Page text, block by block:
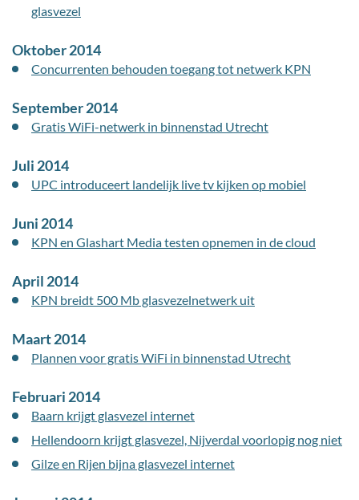
glasvezel
Oktober 2014
Concurrenten behouden toegang tot netwerk KPN
September 2014
Gratis WiFi-netwerk in binnenstad Utrecht
Juli 2014
UPC introduceert landelijk live tv kijken op mobiel
Juni 2014
KPN en Glashart Media testen opnemen in de cloud
April 2014
KPN breidt 500 Mb glasvezelnetwerk uit
Maart 2014
Plannen voor gratis WiFi in binnenstad Utrecht
Februari 2014
Baarn krijgt glasvezel internet
Hellendoorn krijgt glasvezel, Nijverdal voorlopig nog niet
Gilze en Rijen bijna glasvezel internet